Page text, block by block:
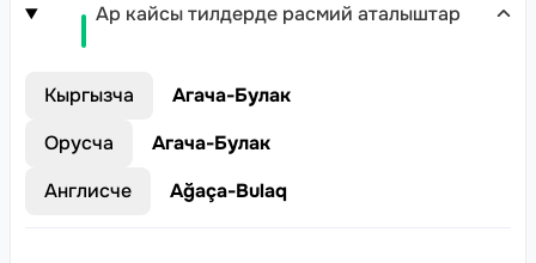
Ар кайсы тилдерде расмий аталыштар
Кыргызча
Агача-Булак
Орусча
Агача-Булак
Англисче
Ağaça-Bulaq